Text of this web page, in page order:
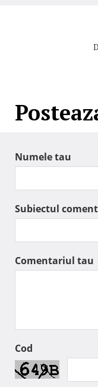
Numele tau
Subiectul
Comentariul tau
Cod